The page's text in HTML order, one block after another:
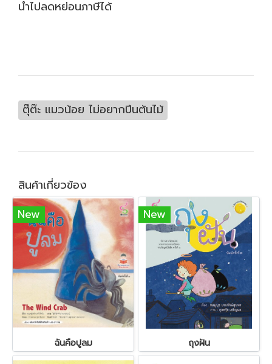
นำไปลดหย่อนภาษีได้
ตุ๊ต๊ะ แมวน้อย ไม่อยากปีนต้นไม้
สินค้าเกี่ยวข้อง
New
ฉันคือปูลม
New
ถุงฝัน